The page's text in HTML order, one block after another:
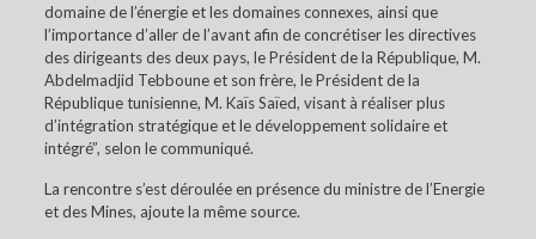
domaine de l’énergie et les domaines connexes, ainsi que
l’importance d’aller de l’avant afin de concrétiser les directives
des dirigeants des deux pays, le Président de la République, M.
Abdelmadjid Tebboune et son frère, le Président de la
République tunisienne, M. Kaïs Saïed, visant à réaliser plus
d’intégration stratégique et le développement solidaire et
intégré”, selon le communiqué.
La rencontre s’est déroulée en présence du ministre de l’Energie
et des Mines, ajoute la même source.